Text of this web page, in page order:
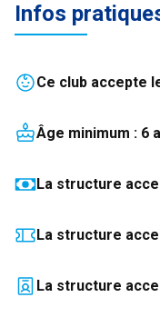
Infos
Ce club accepte
Âge minimum : 6
La structure
La structure
La structure